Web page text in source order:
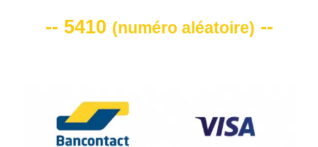
-- 5410 (numéro aléatoire) --